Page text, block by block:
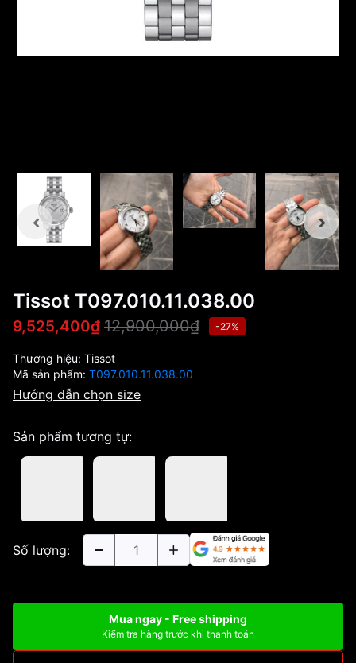
Tissot T097.010.11.038.00
9,525,400₫ 12,900,000₫ -27%
Thương hiệu: Tissot
Mã sản phẩm: T097.010.11.038.00
Hướng dẫn chọn size
Sản phẩm tương tự:
Số lượng:
Mua ngay - Free shipping
Kiểm tra hàng trước khi thanh toán